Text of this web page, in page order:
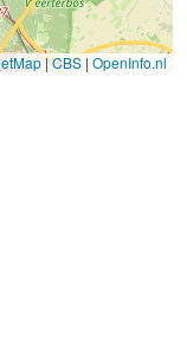
|CBS | OpenInfo.nl